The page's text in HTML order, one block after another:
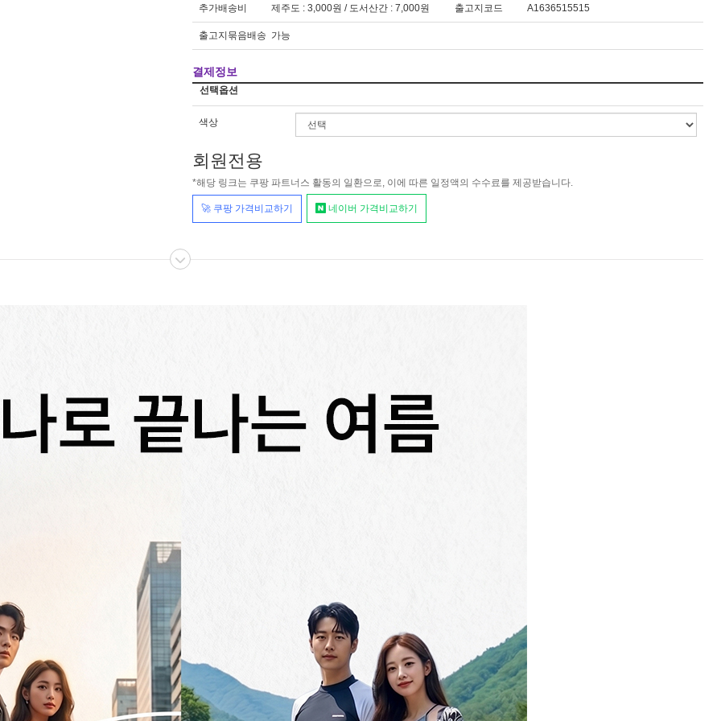
추가배송비 제주도 : 3,000원 / 도서산간 : 7,000원 출고지코드 A1636515515
출고지묶음배송 가능
결제정보
선택옵션
색상
회원전용
*해당 링크는 쿠팡 파트너스 활동의 일환으로, 이에 따른 일정액의 수수료를 제공받습니다.
🚀 쿠팡 가격비교하기 네이버 가격비교하기